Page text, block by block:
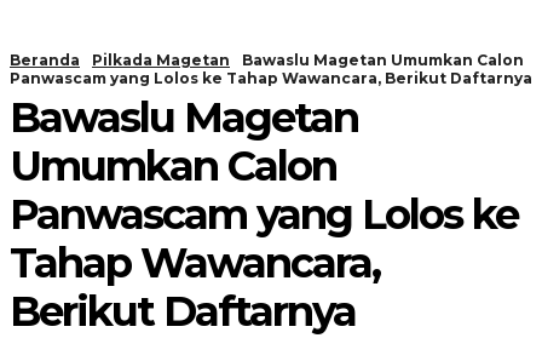
Beranda Pilkada Magetan
Bawaslu Magetan Umumkan Calon
Panwascam yang Lolos ke Tahap Wawancara, Berikut Daftarnya
Bawaslu Magetan
Umumkan Calon
Panwascam yang Lolos ke
Tahap Wawancara,
Berikut Daftarnya